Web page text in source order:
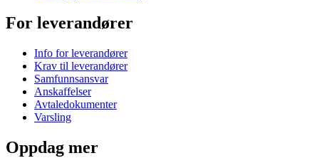
For leverandører
Info for leverandører
Krav til leverandører
Samfunnsansvar
Anskaffelser
Avtaledokumenter
Varsling
Oppdag mer